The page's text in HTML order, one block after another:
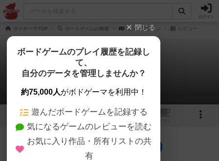
ログイン
ボドゲーマTOP ボードゲームの検索 インセプション レビュー
インセプション
0件のレビュー
1
インセプションのトップに戻る
閉じる
ボードゲームのプレイ履歴を記録し
て、
自分のデータを管理しませんか？
約75,000人がボドゲーマを利用中！
遊んだボードゲームを記録する
気になるゲームのレビューを読む
お気に入り作品・所有リストの共
有